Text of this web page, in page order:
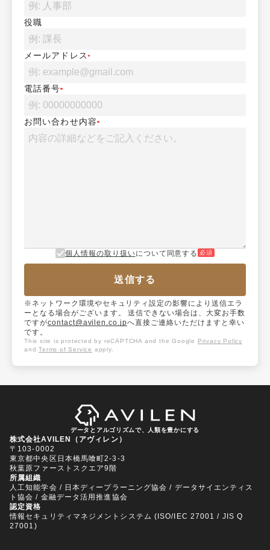
役職
メールアドレス
電話番号
お問い合わせ内容
個人情報の取り扱いについて同意する 必須
送信する
※ネットワーク環境やセキュリティ設定の影響により送信エラ
ーとなる場合がございます。 送信できない場合は、大変お手数
ですがcontact@avilen.co.jpへ直接ご連絡いただけますと幸い
です。
This site is protected by reCAPTCHA and the Google
Privacy Policy
and Terms of Service apply.
データとアルゴリズムで、人類を豊かにする
株式会社AVILEN（アヴィレン）
〒103-0002
東京都中央区日本橋馬喰町2-3-3
秋葉原ファーストスクエア9階
所属組織
人工知能学会 / 日本ディープラーニング協会 / データサイエンティス
ト協会 / 金融データ活用推進協会
認定資格
情報セキュリティマネジメントシステム (ISO/IEC 27001 / JIS Q
27001)